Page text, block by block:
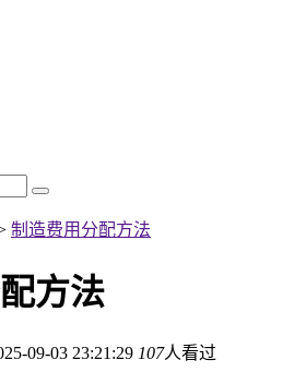
制造费用分配方法
方法
09-03 23:21:29 107人看过